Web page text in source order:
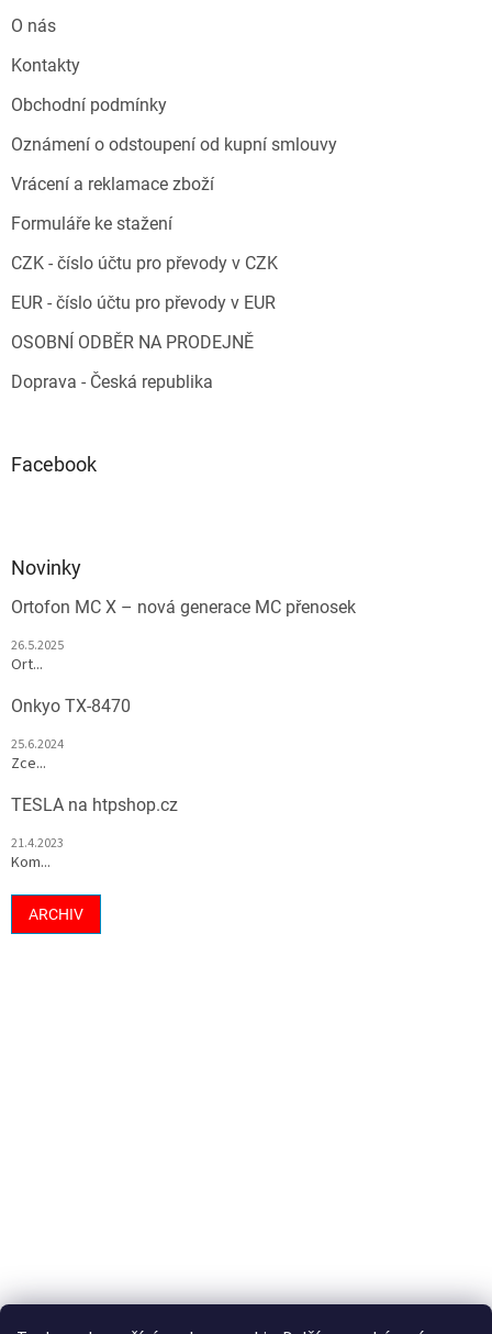
O nás
Kontakty
Obchodní podmínky
Oznámení o odstoupení od kupní smlouvy
Vrácení a reklamace zboží
Formuláře ke stažení
CZK - číslo účtu pro převody v CZK
EUR - číslo účtu pro převody v EUR
OSOBNÍ ODBĚR NA PRODEJNĚ
Doprava - Česká republika
Facebook
Novinky
Ortofon MC X – nová generace MC přenosek
26.5.2025
Ort...
Onkyo TX-8470
25.6.2024
Zce...
TESLA na htpshop.cz
21.4.2023
Kom...
ARCHIV